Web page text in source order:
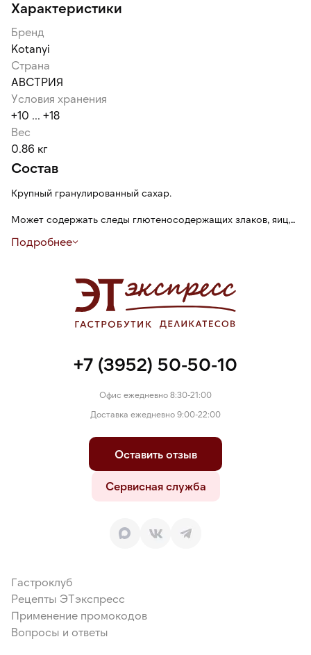
Характеристики
Бренд
Kotanyi
Страна
АВСТРИЯ
Условия хранения
+10 ... +18
Вес
0.86 кг
Состав
Крупный гранулированный сахар.
Может содержать следы глютеносодержащих злаков, яиц,
Подробнее
+7 (3952) 50-50-10
Офис ежедневно 8:30-21:00
Доставка ежедневно 9:00-22:00
Оставить отзыв
Сервисная служба
Гастроклуб
Рецепты ЭТэкспресс
Применение промокодов
Вопросы и ответы